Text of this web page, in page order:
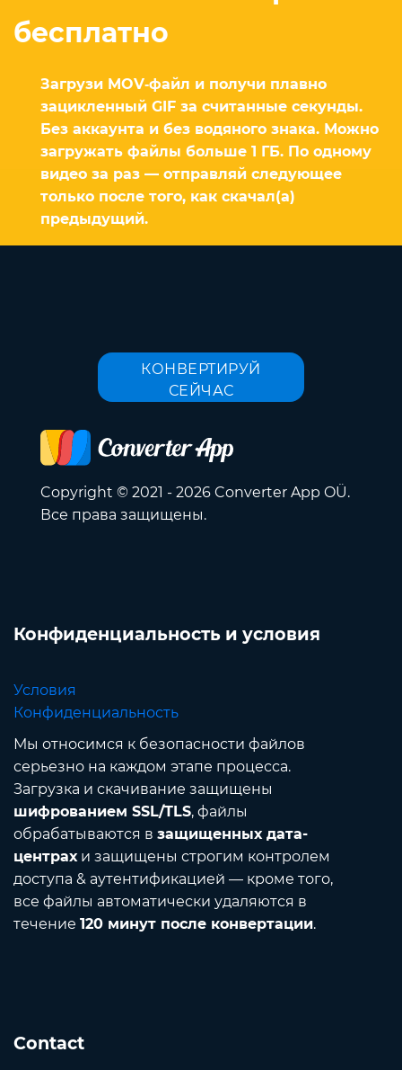
бесплатно
Загрузи MOV‑файл и получи плавно
зацикленный GIF за считанные секунды.
Без аккаунта и без водяного знака. Можно
загружать файлы больше 1 ГБ. По одному
видео за раз — отправляй следующее
только после того, как скачал(а)
предыдущий.
КОНВЕРТИРУЙ
СЕЙЧАС
Copyright © 2021 - 2026 Converter App OÜ.
Все права защищены.
Конфиденциальность и условия
Условия
Конфиденциальность
Мы относимся к безопасности файлов
серьезно на каждом этапе процесса.
Загрузка и скачивание защищены
шифрованием SSL/TLS, файлы
обрабатываются в защищенных дата-
центрахи защищены строгим контролем
доступа & аутентификацией — кроме того,
все файлы автоматически удаляются в
течение 120 минут после конвертации.
Contact